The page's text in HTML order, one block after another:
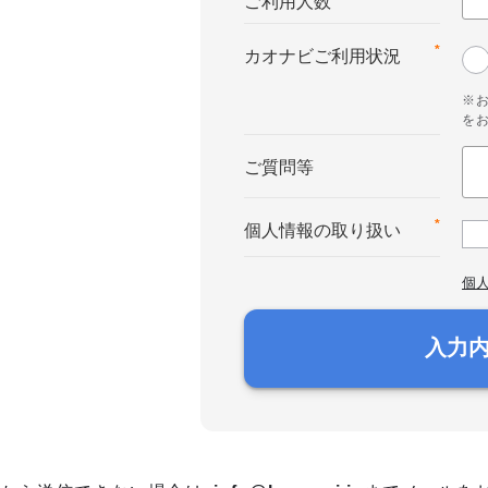
*
カオナビご利用状況
※お
を
ご質問等
*
個人情報の取り扱い
個
入力